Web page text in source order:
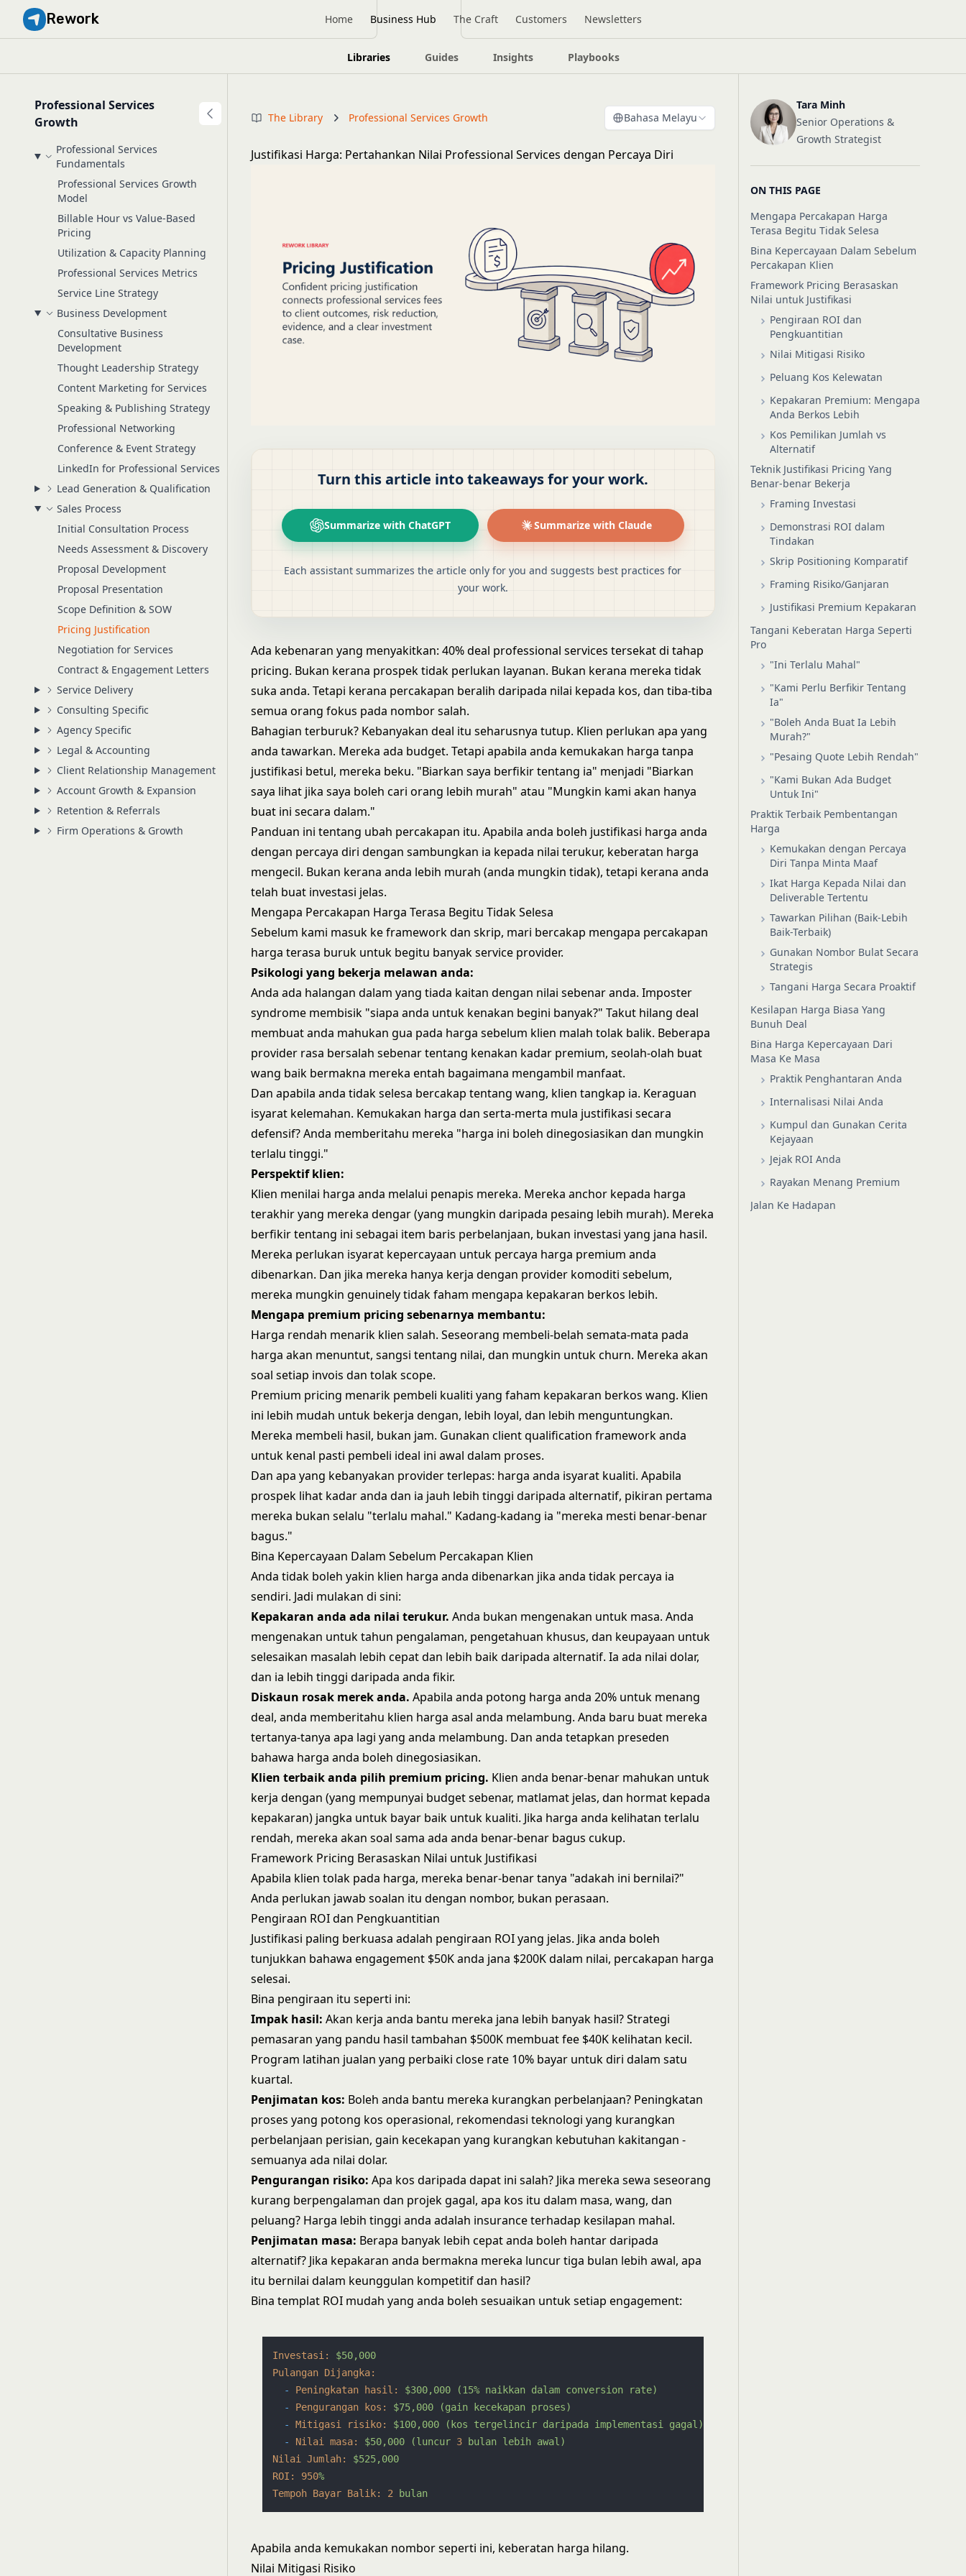
Rework Home Business Hub The Craft Customers Newsletters
Libraries Guides Insights Playbooks
Professional Services
Growth
Professional Services
Fundamentals
Professional Services Growth
Model
Billable Hour vs Value-Based
Pricing
Utilization & Capacity Planning
Professional Services Metrics
Service Line Strategy
Business Development
Consultative Business
Development
Thought Leadership Strategy
Content Marketing for Services
Speaking & Publishing Strategy
Professional Networking
Conference & Event Strategy
LinkedIn for Professional Services
Lead Generation & Qualification
Sales Process
Initial Consultation Process
Needs Assessment & Discovery
Proposal Development
Proposal Presentation
Scope Definition & SOW
Pricing Justification
Negotiation for Services
Contract & Engagement Letters
Service Delivery
Consulting Specific
Agency Specific
Legal & Accounting
Client Relationship Management
Account Growth & Expansion
Retention & Referrals
Firm Operations & Growth
The Library Professional Services Growth Bahasa Melayu
Justifikasi Harga: Pertahankan Nilai Professional Services dengan Percaya Diri
Turn this article into takeaways for your work.
Summarize with ChatGPT Summarize with Claude
Each assistant summarizes the article only for you and suggests best practices for
your work.
Ada kebenaran yang menyakitkan: 40% deal professional services tersekat di tahap
pricing. Bukan kerana prospek tidak perlukan layanan. Bukan kerana mereka tidak
suka anda. Tetapi kerana percakapan beralih daripada nilai kepada kos, dan tiba-tiba
semua orang fokus pada nombor salah.
Bahagian terburuk? Kebanyakan deal itu seharusnya tutup. Klien perlukan apa yang
anda tawarkan. Mereka ada budget. Tetapi apabila anda kemukakan harga tanpa
justifikasi betul, mereka beku. "Biarkan saya berfikir tentang ia" menjadi "Biarkan
saya lihat jika saya boleh cari orang lebih murah" atau "Mungkin kami akan hanya
buat ini secara dalam."
Panduan ini tentang ubah percakapan itu. Apabila anda boleh justifikasi harga anda
dengan percaya diri dengan sambungkan ia kepada nilai terukur, keberatan harga
mengecil. Bukan kerana anda lebih murah (anda mungkin tidak), tetapi kerana anda
telah buat investasi jelas.
Mengapa Percakapan Harga Terasa Begitu Tidak Selesa
Sebelum kami masuk ke framework dan skrip, mari bercakap mengapa percakapan
harga terasa buruk untuk begitu banyak service provider.
Psikologi yang bekerja melawan anda:
Anda ada halangan dalam yang tiada kaitan dengan nilai sebenar anda. Imposter
syndrome membisik "siapa anda untuk kenakan begini banyak?" Takut hilang deal
membuat anda mahukan gua pada harga sebelum klien malah tolak balik. Beberapa
provider rasa bersalah sebenar tentang kenakan kadar premium, seolah-olah buat
wang baik bermakna mereka entah bagaimana mengambil manfaat.
Dan apabila anda tidak selesa bercakap tentang wang, klien tangkap ia. Keraguan
isyarat kelemahan. Kemukakan harga dan serta-merta mula justifikasi secara
defensif? Anda memberitahu mereka "harga ini boleh dinegosiasikan dan mungkin
terlalu tinggi."
Perspektif klien:
Klien menilai harga anda melalui penapis mereka. Mereka anchor kepada harga
terakhir yang mereka dengar (yang mungkin daripada pesaing lebih murah). Mereka
berfikir tentang ini sebagai item baris perbelanjaan, bukan investasi yang jana hasil.
Mereka perlukan isyarat kepercayaan untuk percaya harga premium anda
dibenarkan. Dan jika mereka hanya kerja dengan provider komoditi sebelum,
mereka mungkin genuinely tidak faham mengapa kepakaran berkos lebih.
Mengapa premium pricing sebenarnya membantu:
Harga rendah menarik klien salah. Seseorang membeli-belah semata-mata pada
harga akan menuntut, sangsi tentang nilai, dan mungkin untuk churn. Mereka akan
soal setiap invois dan tolak scope.
Premium pricing menarik pembeli kualiti yang faham kepakaran berkos wang. Klien
ini lebih mudah untuk bekerja dengan, lebih loyal, dan lebih menguntungkan.
Mereka membeli hasil, bukan jam. Gunakanclient qualification frameworkanda
untuk kenal pasti pembeli ideal ini awal dalam proses.
Dan apa yang kebanyakan provider terlepas: harga anda isyarat kualiti. Apabila
prospek lihat kadar anda dan ia jauh lebih tinggi daripada alternatif, pikiran pertama
mereka bukan selalu "terlalu mahal." Kadang-kadang ia "mereka mesti benar-benar
bagus."
Bina Kepercayaan Dalam Sebelum Percakapan Klien
Anda tidak boleh yakin klien harga anda dibenarkan jika anda tidak percaya ia
sendiri. Jadi mulakan di sini:
Kepakaran anda ada nilai terukur. Anda bukan mengenakan untuk masa. Anda
mengenakan untuk tahun pengalaman, pengetahuan khusus, dan keupayaan untuk
selesaikan masalah lebih cepat dan lebih baik daripada alternatif. Ia ada nilai dolar,
dan ia lebih tinggi daripada anda fikir.
Diskaun rosak merek anda. Apabila anda potong harga anda 20% untuk menang
deal, anda memberitahu klien harga asal anda melambung. Anda baru buat mereka
tertanya-tanya apa lagi yang anda melambung. Dan anda tetapkan preseden
bahawa harga anda boleh dinegosiasikan.
Klien terbaik anda pilih premium pricing. Klien anda benar-benar mahukan untuk
kerja dengan (yang mempunyai budget sebenar, matlamat jelas, dan hormat kepada
kepakaran) jangka untuk bayar baik untuk kualiti. Jika harga anda kelihatan terlalu
rendah, mereka akan soal sama ada anda benar-benar bagus cukup.
Framework Pricing Berasaskan Nilai untuk Justifikasi
Apabila klien tolak pada harga, mereka benar-benar tanya "adakah ini bernilai?"
Anda perlukan jawab soalan itu dengan nombor, bukan perasaan.
Pengiraan ROI dan Pengkuantitian
Justifikasi paling berkuasa adalah pengiraan ROI yang jelas. Jika anda boleh
tunjukkan bahawa engagement $50K anda jana $200K dalam nilai, percakapan harga
selesai.
Bina pengiraan itu seperti ini:
Impak hasil: Akan kerja anda bantu mereka jana lebih banyak hasil? Strategi
pemasaran yang pandu hasil tambahan $500K membuat fee $40K kelihatan kecil.
Program latihan jualan yang perbaiki close rate 10% bayar untuk diri dalam satu
kuartal.
Penjimatan kos: Boleh anda bantu mereka kurangkan perbelanjaan? Peningkatan
proses yang potong kos operasional, rekomendasi teknologi yang kurangkan
perbelanjaan perisian, gain kecekapan yang kurangkan kebutuhan kakitangan -
semuanya ada nilai dolar.
Pengurangan risiko: Apa kos daripada dapat ini salah? Jika mereka sewa seseorang
kurang berpengalaman dan projek gagal, apa kos itu dalam masa, wang, dan
peluang? Harga lebih tinggi anda adalah insurance terhadap kesilapan mahal.
Penjimatan masa: Berapa banyak lebih cepat anda boleh hantar daripada
alternatif? Jika kepakaran anda bermakna mereka luncur tiga bulan lebih awal, apa
itu bernilai dalam keunggulan kompetitif dan hasil?
Bina templat ROI mudah yang anda boleh sesuaikan untuk setiap engagement:
Investasi:
$50,000
Pulangan Dijangka:
-
Peningkatan hasil: $300,000 (15% naikkan dalam conversion
rate)
-
Pengurangan kos: $75,000 (gain kecekapan proses)
-
Mitigasi risiko: $100,000 (kos tergelincir daripada implementasi
gagal)
-
Nilai masa: $50,000 (luncur 3 bulan lebih awal)
Nilai Jumlah:
$525,000
ROI:
950%
Tempoh Bayar Balik:
2 bulan
Apabila anda kemukakan nombor seperti ini, keberatan harga hilang.
Nilai Mitigasi Risiko
Tara Minh
Senior Operations &
Growth Strategist
ON THIS PAGE
Mengapa Percakapan Harga
Terasa Begitu Tidak Selesa
Bina Kepercayaan Dalam Sebelum
Percakapan Klien
Framework Pricing Berasaskan
Nilai untuk Justifikasi
Pengiraan ROI dan
Pengkuantitian
Nilai Mitigasi Risiko
Peluang Kos Kelewatan
Kepakaran Premium: Mengapa
Anda Berkos Lebih
Kos Pemilikan Jumlah vs
Alternatif
Teknik Justifikasi Pricing Yang
Benar-benar Bekerja
Framing Investasi
Demonstrasi ROI dalam
Tindakan
Skrip Positioning Komparatif
Framing Risiko/Ganjaran
Justifikasi Premium Kepakaran
Tangani Keberatan Harga Seperti
Pro
"Ini Terlalu Mahal"
"Kami Perlu Berfikir Tentang
Ia"
"Boleh Anda Buat Ia Lebih
Murah?"
"Pesaing Quote Lebih Rendah"
"Kami Bukan Ada Budget
Untuk Ini"
Praktik Terbaik Pembentangan
Harga
Kemukakan dengan Percaya
Diri Tanpa Minta Maaf
Ikat Harga Kepada Nilai dan
Deliverable Tertentu
Tawarkan Pilihan (Baik-Lebih
Baik-Terbaik)
Gunakan Nombor Bulat Secara
Strategis
Tangani Harga Secara Proaktif
Kesilapan Harga Biasa Yang
Bunuh Deal
Bina Harga Kepercayaan Dari
Masa Ke Masa
Praktik Penghantaran Anda
Internalisasi Nilai Anda
Kumpul dan Gunakan Cerita
Kejayaan
Jejak ROI Anda
Rayakan Menang Premium
Jalan Ke Hadapan